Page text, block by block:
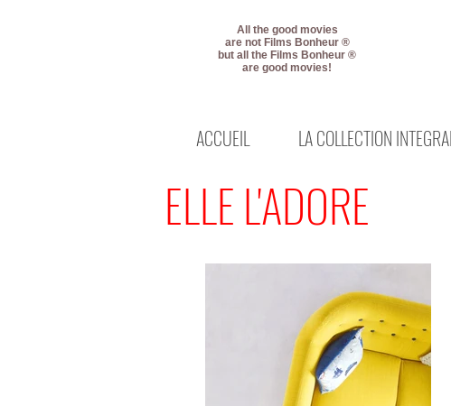
All the good movies
are not Films Bonheur ®
but all the Films Bonheur ®
are good movies!
ACCUEIL LA COLLECTION
ELLE L'ADORE